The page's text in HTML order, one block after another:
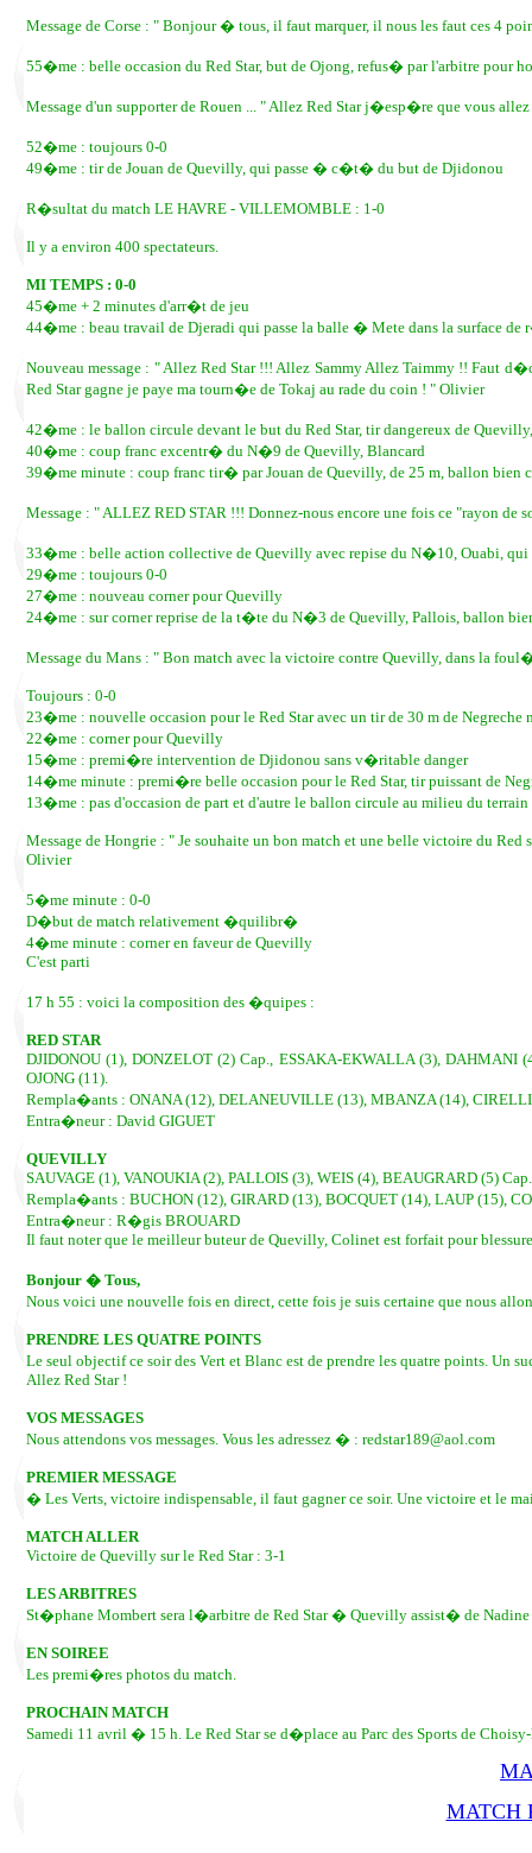
Message de Corse : " Bonjour � tous, il faut marquer, il nous les faut ces 4
55�me : belle occasion du Red Star, but de Ojong, refus� par l'arbitre pour
Message d'un supporter de Rouen ... " Allez Red Star j�esp�re que vous
52�me : toujours 0-0
49�me : tir de Jouan de Quevilly, qui passe � c�t� du but de Djidonou
R�sultat du match LE HAVRE - VILLEMOMBLE : 1-0
Il y a environ 400 spectateurs.
MI TEMPS : 0-0
45�me + 2 minutes d'arr�t de jeu
44�me : beau travail de Djeradi qui passe la balle � Mete dans la surface de
Nouveau message : " Allez Red Star !!! Allez Sammy Allez Taimmy !! Faut
Red Star gagne je paye ma tourn�e de Tokaj au rade du coin ! " Olivier
42�me : le ballon circule devant le but du Red Star, tir dangereux de
40�me : coup franc excentr� du N�9 de Quevilly, Blancard
39�me minute : coup franc tir� par Jouan de Quevilly, de 25 m, ballon bien
Message : " ALLEZ RED STAR !!! Donnez-nous encore une fois ce "rayon
33�me : belle action collective de Quevilly avec repise du N�10, Ouabi,
29�me : toujours 0-0
27�me : nouveau corner pour Quevilly
24�me : sur corner reprise de la t�te du N�3 de Quevilly, Pallois, ballon
Message du Mans : " Bon match avec la victoire contre Quevilly, dans la
Toujours : 0-0
23�me : nouvelle occasion pour le Red Star avec un tir de 30 m de Negreche
22�me : corner pour Quevilly
15�me : premi�re intervention de Djidonou sans v�ritable danger
14�me minute : premi�re belle occasion pour le Red Star, tir puissant de
13�me : pas d'occasion de part et d'autre le ballon circule au milieu du terrain
Message de Hongrie : " Je souhaite un bon match et une belle victoire du
Olivier
5�me minute : 0-0
D�but de match relativement �quilibr�
4�me minute : corner en faveur de Quevilly
C'est parti
17 h 55 : voici la composition des �quipes :
RED STAR
DJIDONOU (1), DONZELOT (2) Cap., ESSAKA-EKWALLA (3), DAHMANI
OJONG (11).
Rempla�ants : ONANA (12), DELANEUVILLE (13), MBANZA (14),
Entra�neur : David GIGUET
QUEVILLY
SAUVAGE (1), VANOUKIA (2), PALLOIS (3), WEIS (4), BEAUGRARD (5)
Rempla�ants : BUCHON (12), GIRARD (13), BOCQUET (14), LAUP (15),
Entra�neur : R�gis BROUARD
Il faut noter que le meilleur buteur de Quevilly, Colinet est forfait pour
Bonjour � Tous,
Nous voici une nouvelle fois en direct, cette fois je suis certaine que nous
PRENDRE LES QUATRE POINTS
Le seul objectif ce soir des Vert et Blanc est de prendre les quatre points.
Allez Red Star !
VOS MESSAGES
Nous attendons vos messages. Vous les adressez � : redstar189@aol.com
PREMIER MESSAGE
� Les Verts, victoire indispensable, il faut gagner ce soir. Une victoire et le
MATCH ALLER
Victoire de Quevilly sur le Red Star : 3-1
LES ARBITRES
St�phane Mombert sera l�arbitre de Red Star � Quevilly assist� de
EN SOIREE
Les premi�res photos du match.
PROCHAIN MATCH
Samedi 11 avril � 15 h. Le Red Star se d�place au Parc des Sports de
MATCH